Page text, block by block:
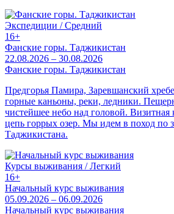
Экспедиции / Средний
16+
Фанские горы. Таджикистан
22.08.2026 – 30.08.2026
Фанские горы. Таджикистан
Предгорья Памира, Заревшанский
горные каньоны, реки, ледники.
чистейшее небо над головой. Визитная
цепь горрых озер. Мы идем в поход по
Таджикистана.
Курсы выживания / Легкий
16+
Начальный курс выживания
05.09.2026 – 06.09.2026
Начальный курс выживания